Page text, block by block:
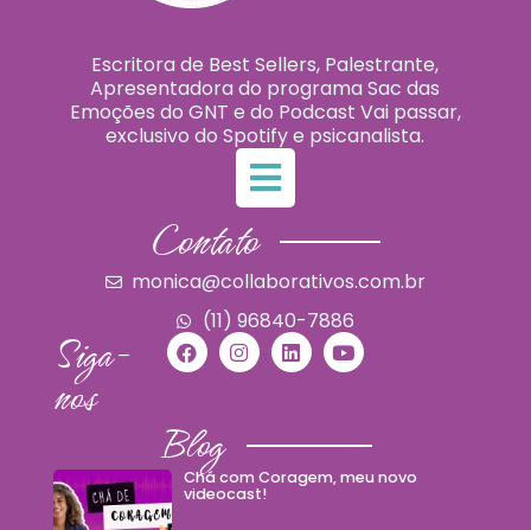
Escritora de Best Sellers, Palestrante,
Apresentadora do programa Sac das
Emoções do GNT e do Podcast Vai passar,
exclusivo do Spotify e psicanalista.
Contato
monica@collaborativos.com.br
(11) 96840-7886
Siga-
nos
Blog
Chá com Coragem, meu novo
videocast!